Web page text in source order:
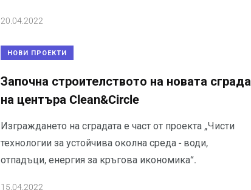
20.04.2022
НОВИ ПРОЕКТИ
Започна строителството на новата сграда
на центъра Clean&Circle
Изграждането на сградата е част от проекта „Чисти
технологии за устойчива околна среда - води,
отпадъци, енергия за кръгова икономика“.
15.04.2022